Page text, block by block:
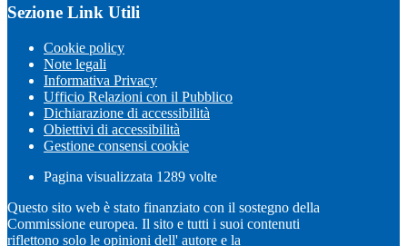
Sezione Link Utili
Cookie policy
Note legali
Informativa Privacy
Ufficio Relazioni con il Pubblico
Dichiarazione di accessibilità
Obiettivi di accessibilità
Gestione consensi cookie
Pagina visualizzata 1289 volte
Questo sito web è stato finanziato con il sostegno della
Commissione europea. Il sito e tutti i suoi contenuti
riflettono solo le opinioni dell' autore e la